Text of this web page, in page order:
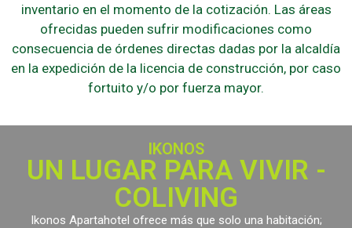
inventario en el momento de la cotización. Las áreas
ofrecidas pueden sufrir modificaciones como
consecuencia de órdenes directas dadas por la alcaldía
en la expedición de la licencia de construcción, por caso
fortuito y/o por fuerza mayor.
IKONOS
UN LUGAR PARA VIVIR -
COLIVING
Ikonos Apartahotel ofrece más que solo una habitación;